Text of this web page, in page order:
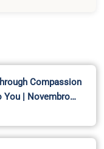
Compassion
You | Novembro…